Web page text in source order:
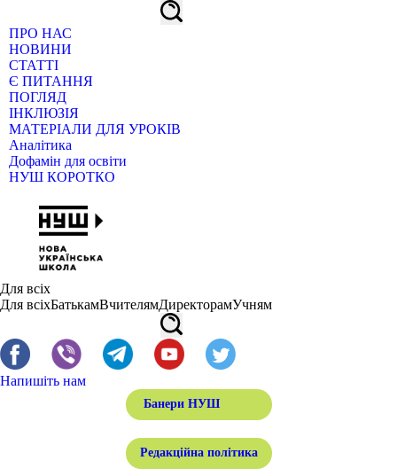
ПРО НАС
НОВИНИ
СТАТТІ
Є ПИТАННЯ
ПОГЛЯД
ІНКЛЮЗІЯ
МАТЕРІАЛИ ДЛЯ УРОКІВ
Аналітика
Дофамін для освіти
НУШ КОРОТКО
Для всіх
Для всіхБатькамВчителямДиректорамУчням
Напишіть нам
Банери НУШ
Редакційна політика